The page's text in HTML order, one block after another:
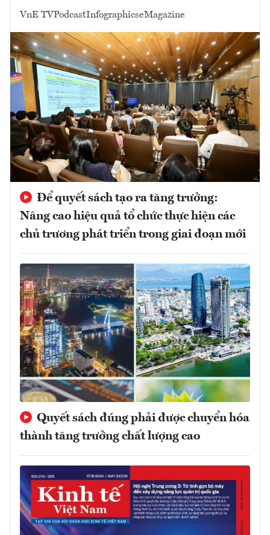
VnE TVPodcastInfographicseMagazine
Để quyết sách tạo ra tăng trưởng:
Nâng cao hiệu quả tổ chức thực hiện các
chủ trương phát triển trong giai đoạn mới
Quyết sách đúng phải được chuyển hóa
thành tăng trưởng chất lượng cao